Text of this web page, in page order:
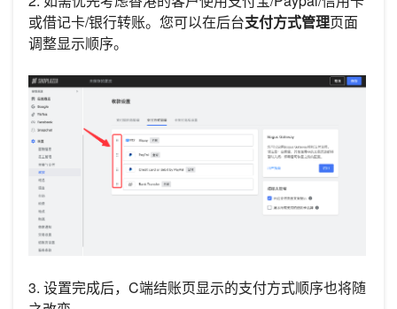
或借记卡/银行转账。您可以在后台支付方式管理页面
调整显示顺序。
3. 设置完成后，C端结账页显示的支付方式顺序也将随